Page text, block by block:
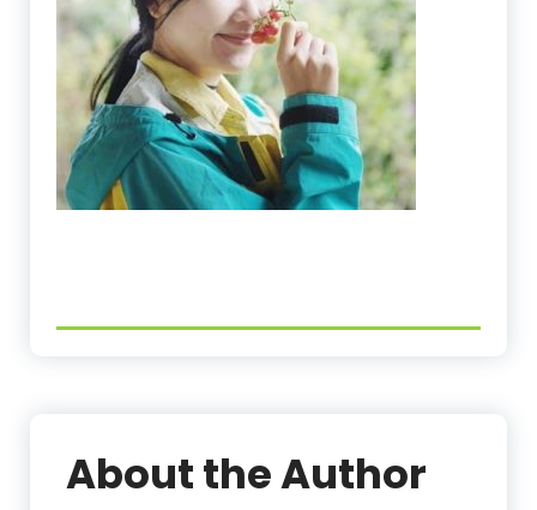
About the Author